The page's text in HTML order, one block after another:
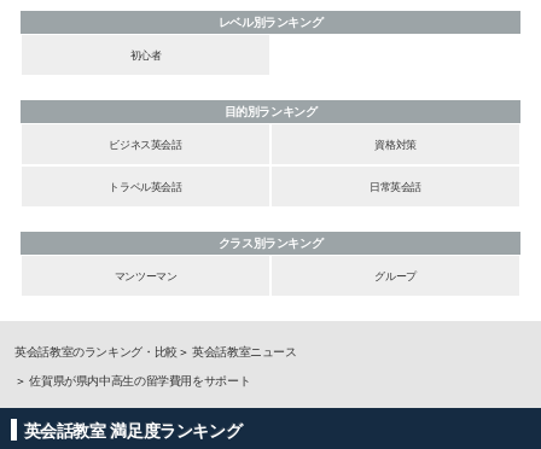
レベル別ランキング
初心者
目的別ランキング
ビジネス英会話
資格対策
トラベル英会話 日常英会話
クラス別ランキング
マンツーマン
グループ
英会話教室のランキング・比較
英会話教室ニュース
佐賀県が県内中高生の留学費用をサポート
英会話教室 満足度ランキング